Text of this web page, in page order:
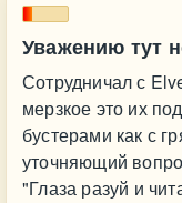
Уважению тут
Сотрудничал с
мерзкое это их
бустерами как с
уточняющий
"Глаза разуй и